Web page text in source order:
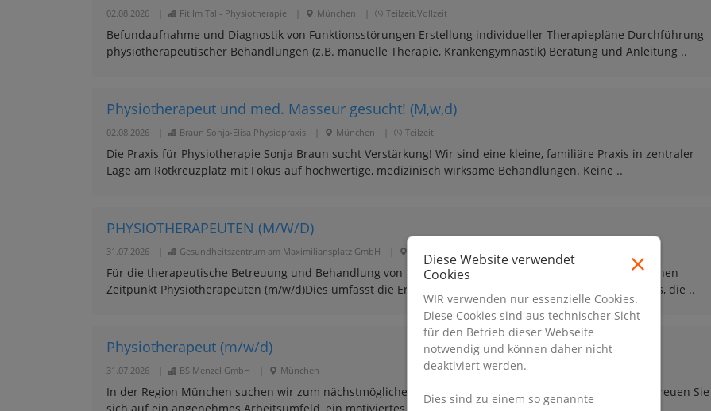
02.08.2026 Fit Im Tal - Physiotherapie München Teilzeit,Vollzeit
Befundaufnahme und Diagnostik von Funktionsstörungen Erstellung individueller Therapiepläne Durchführung
physiotherapeutischer Behandlungen (z.B. manuelle Therapie, Krankengymnastik) Beratung und Anleitung ..
Physiotherapeut und med. Masseur gesucht! (M,w,d)
02.08.2026 Braun Sonja-Elisa Physiopraxis München Teilzeit
Die Praxis für Physiotherapie Sonja Braun sucht Verstärkung! Wir sind eine kleine, familiäre Praxis in zentraler
Lage am Rotkreuzplatz mit Fokus auf hochwertige, medizinisch wirksame Behandlungen. Keine ..
PHYSIOTHERAPEUTEN (M/W/D)
31.07.2026 Gesundheitszentrum am Maximiliansplatz GmbH
Für die therapeutische Betreuung und Behandlung von Patienten/-innen suchen wir zum nächstmöglichen
Zeitpunkt Physiotherapeuten (m/w/d)Dies umfasst die Erstellung eines physiotherapeutischen Befundes, die ..
Physiotherapeut (m/w/d)
31.07.2026 BS Menzel GmbH München
In der Region München suchen wir zum nächstmöglichen Zeitpunkt einen Physiotherapeuten (m/w/d).Freuen Sie
sich auf ein angenehmes Arbeitsumfeld, ein motiviertes Team sowie die Möglichkeit, Ihre fachlichen ..
Diese Website verwendet
Cookies
WIR verwenden nur essenzielle Cookies.
Diese Cookies sind aus technischer Sicht
für den Betrieb dieser Webseite
notwendig und können daher nicht
deaktiviert werden.
Dies sind zu einem so genannte